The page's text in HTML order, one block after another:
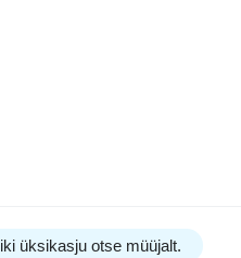
üksikasju otse müüjalt.